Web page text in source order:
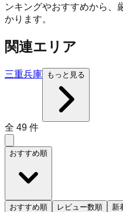
ンキングやおすすめから、
かります。
関連エリア
三重兵庫 もっと見る
全 49 件
おすすめ順
おすすめ順 レビュー数順
新